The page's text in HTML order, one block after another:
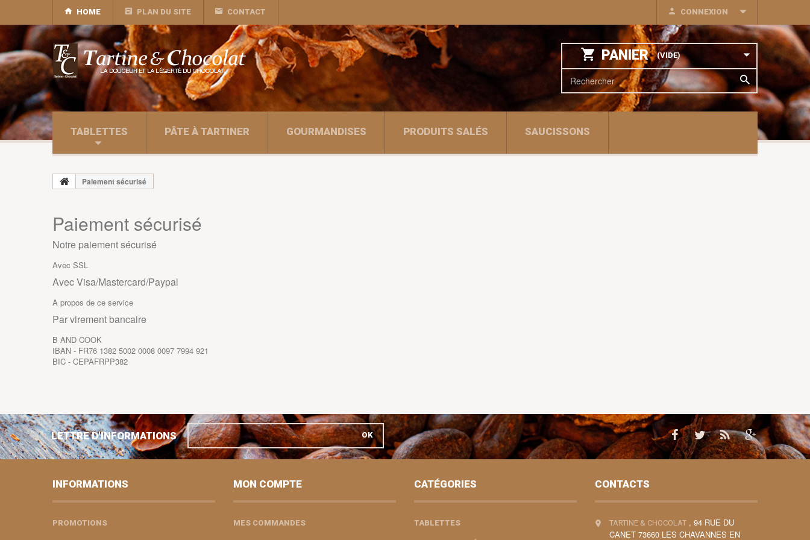
HOME PLAN DU SITE CONTACT CONNEXION
PANIER (VIDE)
TABLETTES PÂTE À TARTINER GOURMANDISES PRODUITS SALÉS SAUCISSONS
Paiement sécurisé
Paiement sécurisé
Notre paiement sécurisé
Avec SSL
Avec Visa/Mastercard/Paypal
A propos de ce service
Par virement bancaire
B AND COOK
IBAN - FR76 1382 5002 0008 0097 7994 921
BIC - CEPAFRPP382
LETTRE D'INFORMATIONS OK
INFORMATIONS
PROMOTIONS
MON COMPTE
MES COMMANDES
CATÉGORIES
TABLETTES
CONTACTS
TARTINE & CHOCOLAT , 94 RUE DU
CANET 73660 LES CHAVANNES EN